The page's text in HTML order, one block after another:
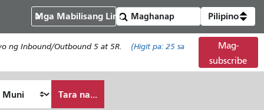
Mga Mabilisang Link Pilipino
ng Inbound/Outbound 5 at 5R. (Higit pa: 25 sa
Mag-
subscribe
Tara na...